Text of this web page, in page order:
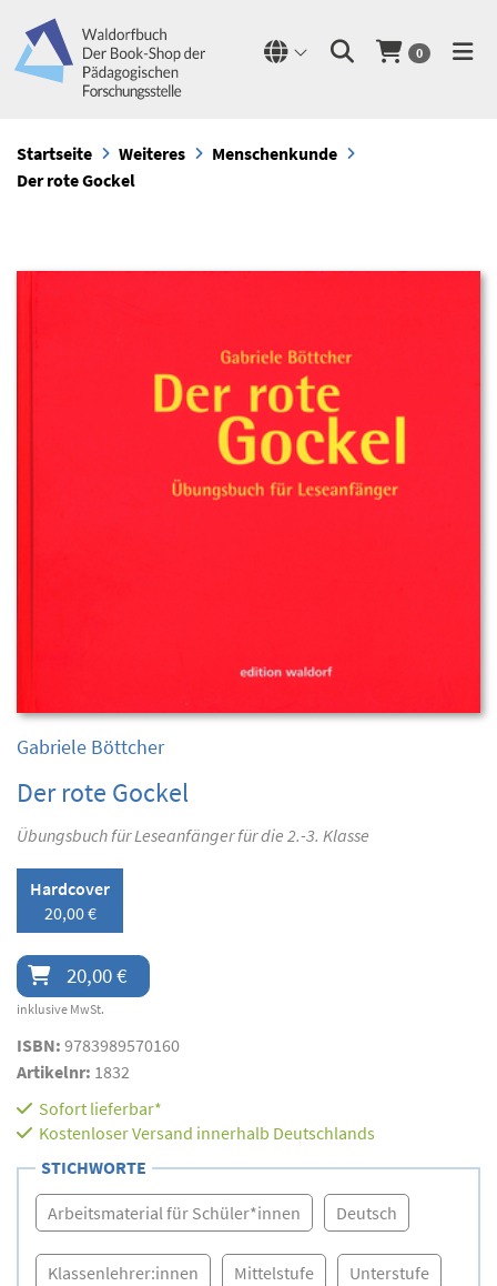
0
Startseite Weiteres
Menschenkunde
Der rote Gockel
Gabriele Böttcher
Der rote Gockel
Übungsbuch für Leseanfänger für die 2.-3. Klasse
Hardcover
20,00 €
20,00 €
inklusive MwSt.
ISBN: 9783989570160
Artikelnr: 1832
Sofort lieferbar*
Kostenloser Versand innerhalb Deutschlands
STICHWORTE
Arbeitsmaterial für Schüler*innen Deutsch
Klassenlehrer:innen Mittelstufe Unterstufe